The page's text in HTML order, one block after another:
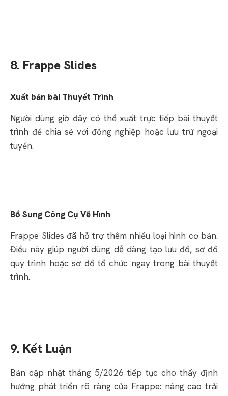
8. Frappe Slides
Xuất bản bài Thuyết Trình
Người dùng giờ đây có thể xuất trực tiếp bài thuyết
trình để chia sẻ với đồng nghiệp hoặc lưu trữ ngoại
tuyến.
Bổ Sung Công Cụ Vẽ Hình
Frappe Slides đã hỗ trợ thêm nhiều loại hình cơ bản.
Điều này giúp người dùng dễ dàng tạo lưu đồ, sơ đồ
quy trình hoặc sơ đồ tổ chức ngay trong bài thuyết
trình.
9. Kết Luận
Bản cập nhật tháng 5/2026 tiếp tục cho thấy định
hướng phát triển rõ ràng của Frappe: nâng cao trải